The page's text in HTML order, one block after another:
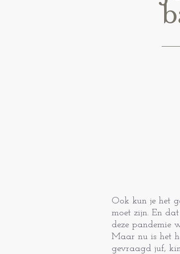
Ook kun je het
moet zijn. En
deze pandemie
Maar nu is het
gevraagd juf,